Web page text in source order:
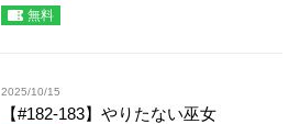
無料
2025/10/15
【#182-183】やりたない巫女